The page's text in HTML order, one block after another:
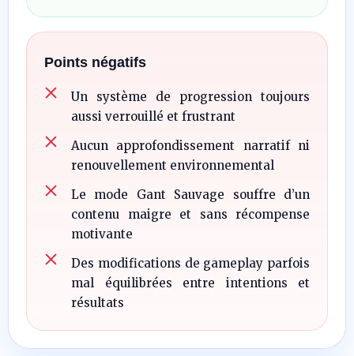
Points négatifs
Un système de progression toujours
aussi verrouillé et frustrant
Aucun approfondissement narratif ni
renouvellement environnemental
Le mode Gant Sauvage souffre d’un
contenu maigre et sans récompense
motivante
Des modifications de gameplay parfois
mal équilibrées entre intentions et
résultats